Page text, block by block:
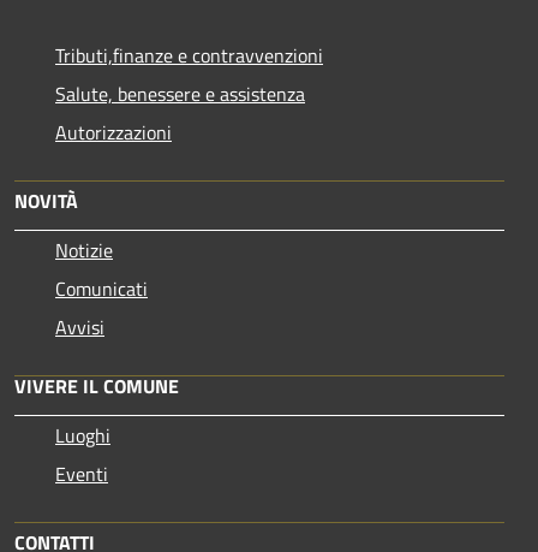
Tributi,finanze e contravvenzioni
Salute, benessere e assistenza
Autorizzazioni
NOVITÀ
Notizie
Comunicati
Avvisi
VIVERE IL COMUNE
Luoghi
Eventi
CONTATTI